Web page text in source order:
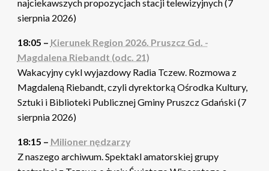
najciekawszych propozycjach stacji telewizyjnych (7
sierpnia 2026)
18:05 – Kierunek Region 2026. Pruszcz Gd. -
Magdalena Riebandt (odc. 21)
Wakacyjny cykl wyjazdowy Radia Tczew. Rozmowa z
Magdaleną Riebandt, czyli dyrektorką Ośrodka Kultury,
Sztuki i Biblioteki Publicznej Gminy Pruszcz Gdański (7
sierpnia 2026)
18:15 – Milioner nędzarzy
Z naszego archiwum. Spektakl amatorskiej grupy